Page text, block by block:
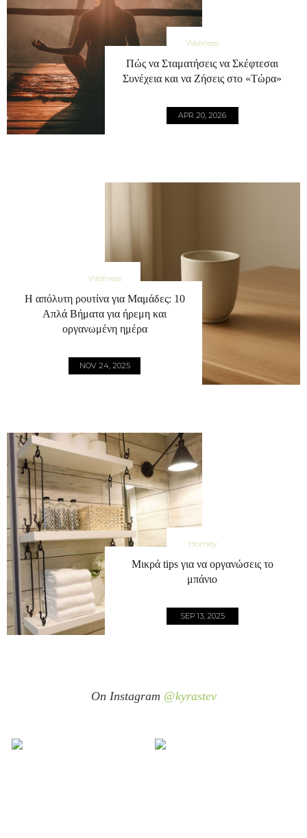
Wellness
Πώς να Σταματήσεις να Σκέφτεσαι
Συνέχεια και να Ζήσεις στο «Τώρα»
APR 20, 2026
Wellness
Η απόλυτη ρουτίνα για Μαμάδες: 10
Απλά Βήματα για ήρεμη και
οργανωμένη ημέρα
NOV 24, 2025
Homey
Μικρά tips για να οργανώσεις το
μπάνιο
SEP 13, 2025
On Instagram @kyrastev